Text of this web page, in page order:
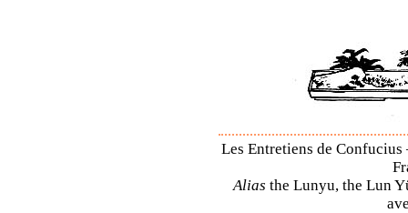
Les Entretiens de
Alias the Lunyu, the Lun